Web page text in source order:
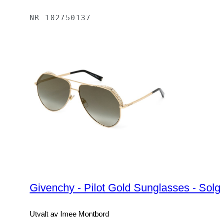
NR 102750137
Givenchy - Pilot Gold Sunglasses -
Utvalt av Imee Montbord